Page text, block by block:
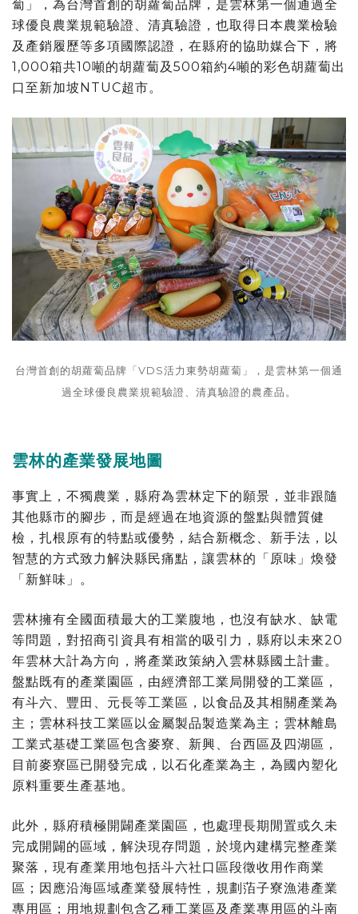
蔔」，為台灣首創的胡蘿蔔品牌，是雲林第一個通過全
球優良農業規範驗證、清真驗證，也取得日本農業檢驗
及產銷履歷等多項國際認證，在縣府的協助媒合下，將
1,000箱共10噸的胡蘿蔔及500箱約4噸的彩色胡蘿蔔出
口至新加坡NTUC超市。
台灣首創的胡蘿蔔品牌「VDS活力東勢胡蘿蔔」，是雲林第一個通
過全球優良農業規範驗證、清真驗證的農產品。
雲林的產業發展地圖
事實上，不獨農業，縣府為雲林定下的願景，並非跟隨
其他縣市的腳步，而是經過在地資源的盤點與體質健
檢，扎根原有的特點或優勢，結合新概念、新手法，以
智慧的方式致力解決縣民痛點，讓雲林的「原味」煥發
「新鮮味」。
雲林擁有全國面積最大的工業腹地，也沒有缺水、缺電
等問題，對招商引資具有相當的吸引力，縣府以未來20
年雲林大計為方向，將產業政策納入雲林縣國土計畫。
盤點既有的產業園區，由經濟部工業局開發的工業區，
有斗六、豐田、元長等工業區，以食品及其相關產業為
主；雲林科技工業區以金屬製品製造業為主；雲林離島
工業式基礎工業區包含麥寮、新興、台西區及四湖區，
目前麥寮區已開發完成，以石化產業為主，為國內塑化
原料重要生產基地。
此外，縣府積極開闢產業園區，也處理長期閒置或久未
完成開闢的區域，解決現存問題，於境內建構完整產業
聚落，現有產業用地包括斗六社口區段徵收用作商業
區；因應沿海區域產業發展特性，規劃萡子寮漁港產業
專用區；用地規劃包含乙種工業區及產業專用區的斗南